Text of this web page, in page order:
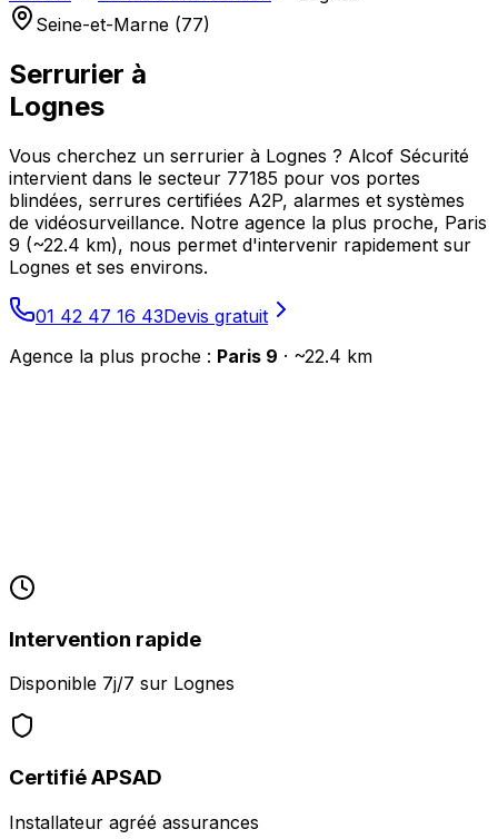
Seine-et-Marne (77)
Serrurier à
Lognes
Vous cherchez un serrurier à Lognes ? Alcof Sécurité
intervient dans le secteur 77185 pour vos portes
blindées, serrures certifiées A2P, alarmes et systèmes
de vidéosurveillance. Notre agence la plus proche, Paris
9 (~22.4 km), nous permet d'intervenir rapidement sur
Lognes et ses environs.
01 42 47 16 43Devis gratuit
Agence la plus proche : Paris 9 · ~22.4 km
Intervention rapide
Disponible 7j/7 sur Lognes
Certifié APSAD
Installateur agréé assurances